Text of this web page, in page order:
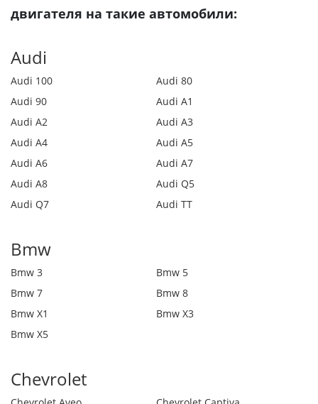
двигателя на такие автомобили:
Audi
Audi 100
Audi 80
Audi 90
Audi A1
Audi A2
Audi A3
Audi A4
Audi A5
Audi A6
Audi A7
Audi A8
Audi Q5
Audi Q7
Audi TT
Bmw
Bmw 3
Bmw 5
Bmw 7
Bmw 8
Bmw X1
Bmw X3
Bmw X5
Chevrolet